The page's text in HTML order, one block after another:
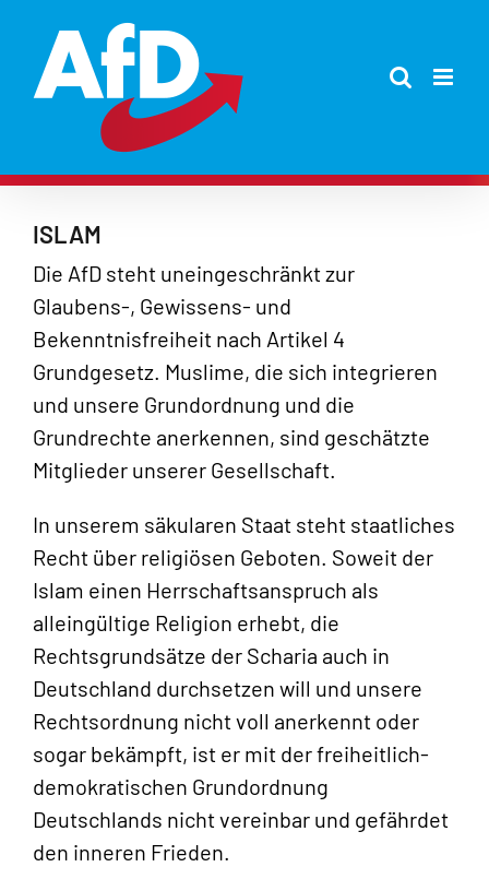
Inhalt
springen
ISLAM
Die AfD steht uneingeschränkt zur
Glaubens-, Gewissens- und
Bekenntnisfreiheit nach Artikel 4
Grundgesetz. Muslime, die sich integrieren
und unsere Grundordnung und die
Grundrechte anerkennen, sind geschätzte
Mitglieder unserer Gesellschaft.
In unserem säkularen Staat steht staatliches
Recht über religiösen Geboten. Soweit der
Islam einen Herrschaftsanspruch als
alleingültige Religion erhebt, die
Rechtsgrundsätze der Scharia auch in
Deutschland durchsetzen will und unsere
Rechtsordnung nicht voll anerkennt oder
sogar bekämpft, ist er mit der freiheitlich-
demokratischen Grundordnung
Deutschlands nicht vereinbar und gefährdet
den inneren Frieden.